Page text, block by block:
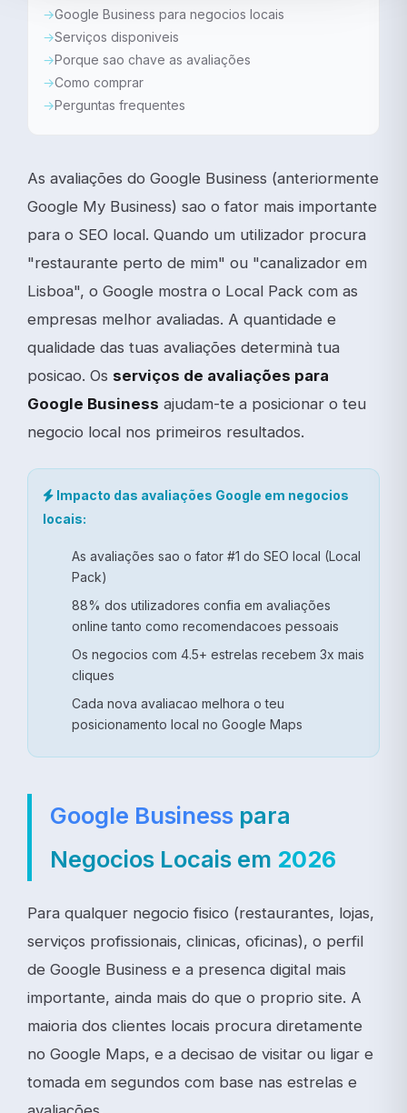
Google Business para negocios locais
Serviços disponiveis
Porque sao chave as avaliações
Como comprar
Perguntas frequentes
As avaliações do Google Business (anteriormente
Google My Business) sao o fator mais importante
para o SEO local. Quando um utilizador procura
"restaurante perto de mim" ou "canalizador em
Lisboa", o Google mostra o Local Pack com as
empresas melhor avaliadas. A quantidade e
qualidade das tuas avaliações determinà tua
posicao. Os serviços de avaliações para
Google Business ajudam-te a posicionar o teu
negocio local nos primeiros resultados.
Impacto das avaliações Google em negocios
locais:
As avaliações sao o fator #1 do SEO local (Local
Pack)
88% dos utilizadores confia em avaliações
online tanto como recomendacoes pessoais
Os negocios com 4.5+ estrelas recebem 3x mais
cliques
Cada nova avaliacao melhora o teu
posicionamento local no Google Maps
Google Business para
Negocios Locais em 2026
Para qualquer negocio fisico (restaurantes, lojas,
serviços profissionais, clinicas, oficinas), o perfil
de Google Business e a presenca digital mais
importante, ainda mais do que o proprio site. A
maioria dos clientes locais procura diretamente
no Google Maps, e a decisao de visitar ou ligar e
tomada em segundos com base nas estrelas e